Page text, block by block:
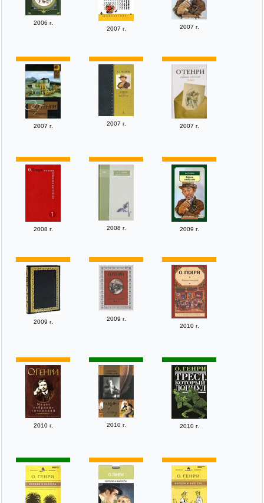
2006 г.
2007 г.
2007 г.
2007 г. 2007 г. 2007 г.
2008 г. 2008 г. 2009 г.
2009 г.
2009 г.
2010 г.
2010 г. 2010 г. 2010 г.